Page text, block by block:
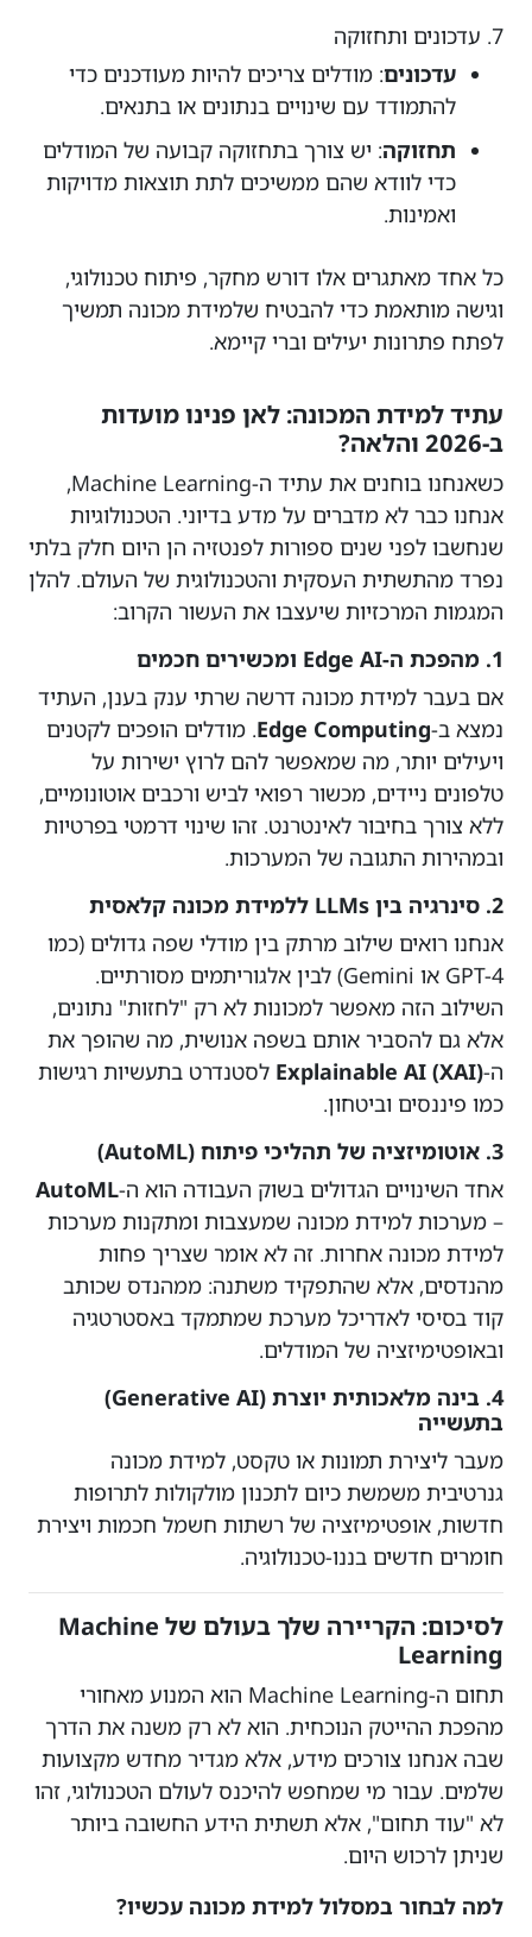
7. עדכונים ותחזוקה
עדכונים: מודלים צריכים להיות מעודכנים כדי
להתמודד עם שינויים בנתונים או בתנאים.
תחזוקה: יש צורך בתחזוקה קבועה של המודלים
כדי לוודא שהם ממשיכים לתת תוצאות מדויקות
ואמינות.
כל אחד מאתגרים אלו דורש מחקר, פיתוח טכנולוגי,
וגישה מותאמת כדי להבטיח שלמידת מכונה תמשיך
לפתח פתרונות יעילים וברי קיימא.
עתיד למידת המכונה: לאן פנינו מועדות
ב-2026 והלאה?
כשאנחנו בוחנים את עתיד ה-Machine Learning,
אנחנו כבר לא מדברים על מדע בדיוני. הטכנולוגיות
שנחשבו לפני שנים ספורות לפנטזיה הן היום חלק בלתי
נפרד מהתשתית העסקית והטכנולוגית של העולם. להלן
המגמות המרכזיות שיעצבו את העשור הקרוב:
1. מהפכת ה-Edge AI ומכשירים חכמים
אם בעבר למידת מכונה דרשה שרתי ענק בענן, העתיד
נמצא ב-Edge Computing. מודלים הופכים לקטנים
ויעילים יותר, מה שמאפשר להם לרוץ ישירות על
טלפונים ניידים, מכשור רפואי לביש ורכבים אוטונומיים,
ללא צורך בחיבור לאינטרנט. זהו שינוי דרמטי בפרטיות
ובמהירות התגובה של המערכות.
2. סינרגיה בין LLMs ללמידת מכונה קלאסית
אנחנו רואים שילוב מרתק בין מודלי שפה גדולים (כמו
GPT-4 או Gemini) לבין אלגוריתמים מסורתיים.
השילוב הזה מאפשר למכונות לא רק "לחזות" נתונים,
אלא גם להסביר אותם בשפה אנושית, מה שהופך את
ה-Explainable AI (XAI) לסטנדרט בתעשיות רגישות
כמו פיננסים וביטחון.
3. אוטומיזציה של תהליכי פיתוח (AutoML)
אחד השינויים הגדולים בשוק העבודה הוא ה-AutoML
– מערכות למידת מכונה שמעצבות ומתקנות מערכות
למידת מכונה אחרות. זה לא אומר שצריך פחות
מהנדסים, אלא שהתפקיד משתנה: ממהנדס שכותב
קוד בסיסי לאדריכל מערכת שמתמקד באסטרטגיה
ובאופטימיזציה של המודלים.
4. בינה מלאכותית יוצרת (Generative AI)
בתעשייה
מעבר ליצירת תמונות או טקסט, למידת מכונה
גנרטיבית משמשת כיום לתכנון מולקולות לתרופות
חדשות, אופטימיזציה של רשתות חשמל חכמות ויצירת
חומרים חדשים בננו-טכנולוגיה.
לסיכום: הקריירה שלך בעולם של Machine
Learning
תחום ה-Machine Learning הוא המנוע מאחורי
מהפכת ההייטק הנוכחית. הוא לא רק משנה את הדרך
שבה אנחנו צורכים מידע, אלא מגדיר מחדש מקצועות
שלמים. עבור מי שמחפש להיכנס לעולם הטכנולוגי, זהו
לא "עוד תחום", אלא תשתית הידע החשובה ביותר
שניתן לרכוש היום.
למה לבחור במסלול למידת מכונה עכשיו?